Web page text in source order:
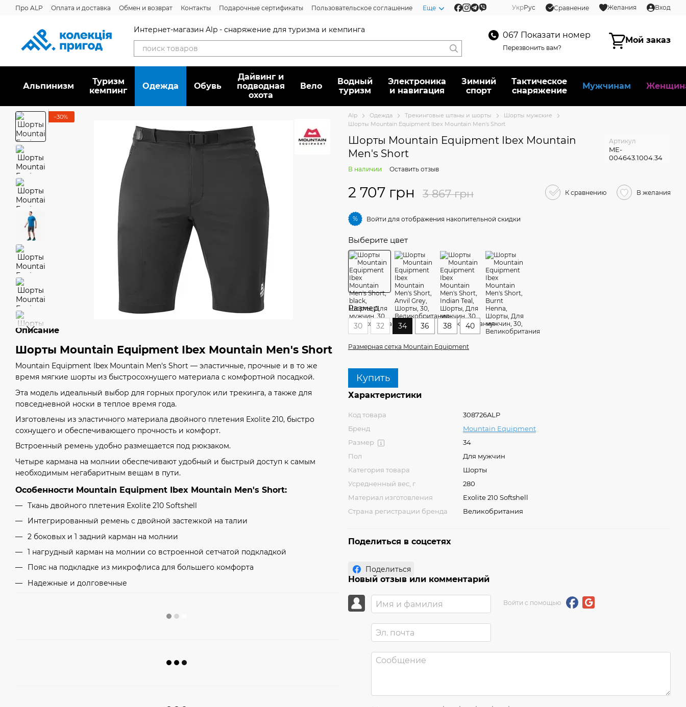
Перейти к основному контенту
Про ALP Оплата и доставка Обмен и возврат Контакты Подарочные сертификаты Пользовательское соглашение Еще УкрРус Сравнение Желания Вход
Интернет-магазин Alp - снаряжение для туризма и кемпинга
067 Показати номер
Перезвонить вам?
Мой заказ
Альпинизм
Туризм
кемпинг
Oдежда Обувь
Дайвинг и
подводная
охота
Вело
Водный
туризм
Электроника
и навигация
Зимний
спорт
Тактическое
снаряжение
Мужчинам
−30%
Описание
Шорты Mountain Equipment Ibex Mountain Men's Short
Mountain Equipment Ibex Mountain Men's Short — эластичные, прочные и в то же
время мягкие шорты из быстросохнущего материала с комфортной посадкой.
Эта модель идеальный выбор для горных прогулок или трекинга, а также для
повседневной носки в теплое время года.
Изготовлены из эластичного материала двойного плетения Exolite 210, быстро
сохнущего и обеспечивающего прочность и комфорт.
Встроенный ремень удобно размещается под рюкзаком.
Четыре кармана на молнии обеспечивают удобный и быстрый доступ к самым
необходимым негабаритным вещам в пути.
Особенности Mountain Equipment Ibex Mountain Men's Short:
Ткань двойного плетения Exolite 210 Softshell
Интегрированный ремень с двойной застежкой на талии
2 боковых и 1 задний карман на молнии
1 нагрудный карман на молнии со встроенной сетчатой подкладкой
Пояс на подкладке из микрофлиса для большего комфорта
Надежные и долговечные
Alp Oдежда Трекинговые штаны и шорты
Шорты мужские
Шорты Mountain Equipment Ibex Mountain Men's Short
Шорты Mountain Equipment Ibex Mountain
Men's Short
Артикул
ME-
004643.1004.34
В наличии Оставить отзыв
2 707 грн 3 867 грн К сравнению В желания
% Войти для отображения накопительной скидки
Выберите цвет
Размер
30 32 34 36 38 40
Размерная сетка Mountain Equipment
Купить
Характеристики
Код товара
308726ALP
Бренд
Mountain Equipment
Размер
34
Пол
Для мужчин
Категория товара
Шорты
Усредненный вес, г
280
Материал изготовления
Exolite 210 Softshell
Страна регистрации бренда
Великобритания
Поделиться в соцсетях
Поделиться
Новый отзыв или комментарий
Войти с помощью